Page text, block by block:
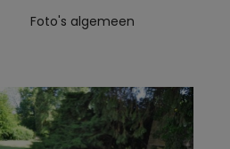
Foto's algemeen